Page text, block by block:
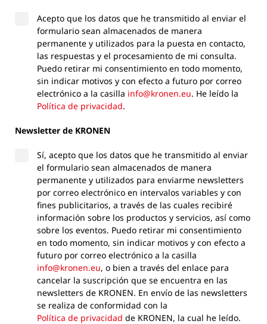
Acepto que los datos que he transmitido al enviar el
formulario sean almacenados de manera
permanente y utilizados para la puesta en contacto,
las respuestas y el procesamiento de mi consulta.
Puedo retirar mi consentimiento en todo momento,
sin indicar motivos y con efecto a futuro por correo
electrónico a la casilla info@kronen.eu. He leído la
Política de privacidad.
Newsletter de KRONEN
Sí, acepto que los datos que he transmitido al enviar
el formulario sean almacenados de manera
permanente y utilizados para enviarme newsletters
por correo electrónico en intervalos variables y con
fines publicitarios, a través de las cuales recibiré
información sobre los productos y servicios, así como
sobre los eventos. Puedo retirar mi consentimiento
en todo momento, sin indicar motivos y con efecto a
futuro por correo electrónico a la casilla
info@kronen.eu, o bien a través del enlace para
cancelar la suscripción que se encuentra en las
newsletters de KRONEN. En envío de las newsletters
se realiza de conformidad con la
Política de privacidad de KRONEN, la cual he leído.